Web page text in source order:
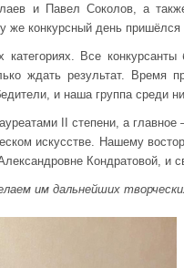
и Павел Соколов, а
же конкурсный день пришёлся
Все конкурсанты
ждать результат. Время
и наша группа среди
II степени, а главное
искусстве. Нашему
Кондратовой, и
им дальнейших